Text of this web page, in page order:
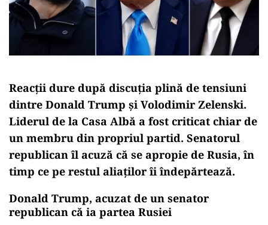
Reacții dure după discuția plină de tensiuni
dintre Donald Trump și Volodimir Zelenski.
Liderul de la Casa Albă a fost criticat chiar de
un membru din propriul partid. Senatorul
republican îl acuză că se apropie de Rusia, în
timp ce pe restul aliaților îi îndepărtează.
Donald Trump, acuzat de un senator
republican că ia partea Rusiei